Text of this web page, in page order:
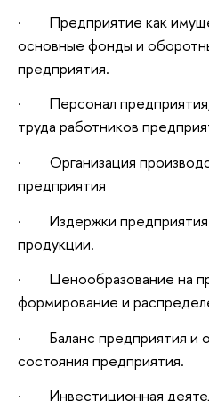
· Предприятие как
основные фонды и
предприятия.
· Персонал предприятия,
труда работников
· Организация
предприятия
· Издержки предприятия
продукции.
· Ценообразование на
формирование и
· Баланс предприятия и
состояния предприятия.
· Инвестиционная